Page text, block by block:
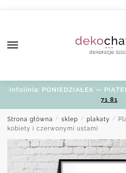
Infolinia: PONIEDZIAŁEK —
71 81
Strona główna / sklep / plakaty /
kobiety i czerwonymi ustami